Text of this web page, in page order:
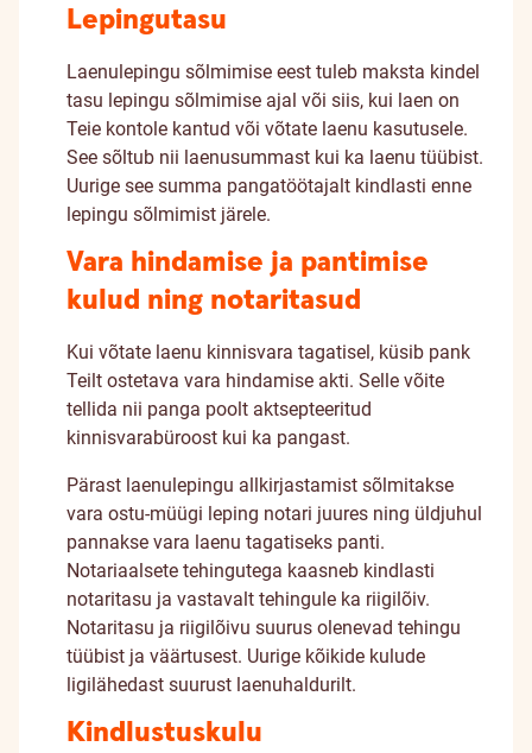
Lepingutasu
Laenulepingu sõlmimise eest tuleb maksta kindel
tasu lepingu sõlmimise ajal või siis, kui laen on
Teie kontole kantud või võtate laenu kasutusele.
See sõltub nii laenusummast kui ka laenu tüübist.
Uurige see summa pangatöötajalt kindlasti enne
lepingu sõlmimist järele.
Vara hindamise ja pantimise
kulud ning notaritasud
Kui võtate laenu kinnisvara tagatisel, küsib pank
Teilt ostetava vara hindamise akti. Selle võite
tellida nii panga poolt aktsepteeritud
kinnisvarabüroost kui ka pangast.
Pärast laenulepingu allkirjastamist sõlmitakse
vara ostu-müügi leping notari juures ning üldjuhul
pannakse vara laenu tagatiseks panti.
Notariaalsete tehingutega kaasneb kindlasti
notaritasu ja vastavalt tehingule ka riigilõiv.
Notaritasu ja riigilõivu suurus olenevad tehingu
tüübist ja väärtusest. Uurige kõikide kulude
ligilähedast suurust laenuhaldurilt.
Kindlustuskulu